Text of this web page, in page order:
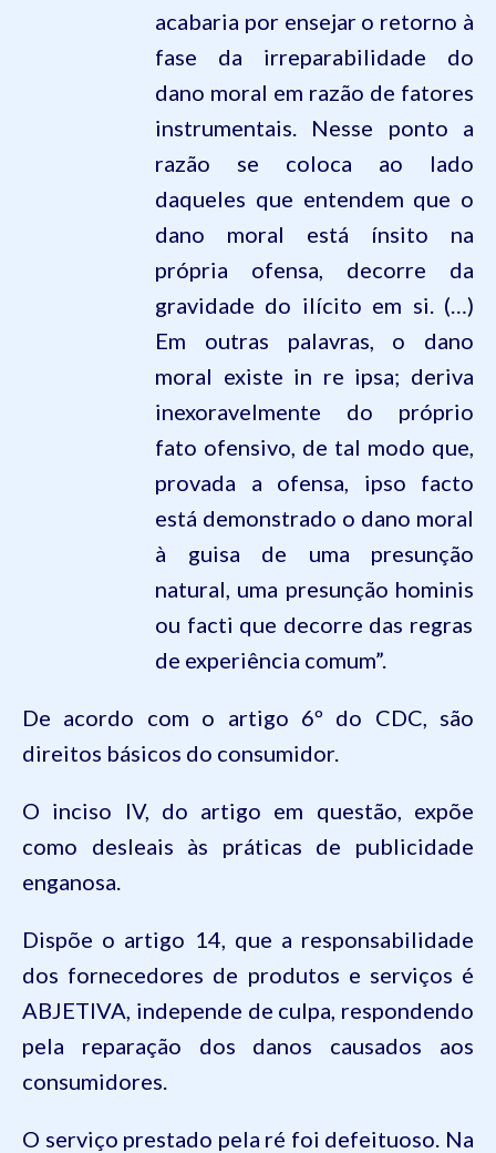
acabaria por ensejar o retorno à
fase da irreparabilidade do
dano moral em razão de fatores
instrumentais. Nesse ponto a
razão se coloca ao lado
daqueles que entendem que o
dano moral está ínsito na
própria ofensa, decorre da
gravidade do ilícito em si. (…)
Em outras palavras, o dano
moral existe in re ipsa; deriva
inexoravelmente do próprio
fato ofensivo, de tal modo que,
provada a ofensa, ipso facto
está demonstrado o dano moral
à guisa de uma presunção
natural, uma presunção hominis
ou facti que decorre das regras
de experiência comum”.
De acordo com o artigo 6º do CDC, são
direitos básicos do consumidor.
O inciso IV, do artigo em questão, expõe
como desleais às práticas de publicidade
enganosa.
Dispõe o artigo 14, que a responsabilidade
dos fornecedores de produtos e serviços é
ABJETIVA, independe de culpa, respondendo
pela reparação dos danos causados aos
consumidores.
O serviço prestado pela ré foi defeituoso. Na